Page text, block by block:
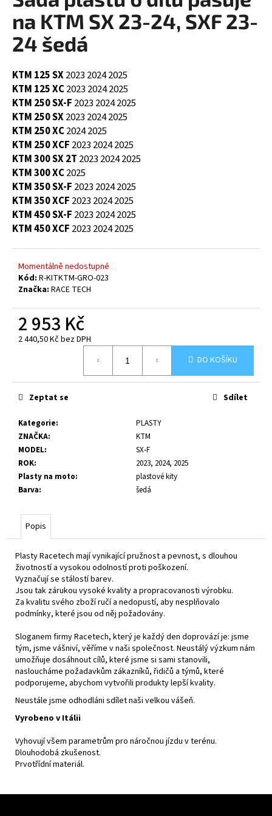
5
hvězdiček.
na KTM SX 23-24, SXF 23-
24 šedá
KTM 125 SX2023 20242025
KTM 125 XC2023 20242025
KTM 250 SX-F 2023 20242025
KTM 250 SX2023 20242025
KTM 250 XC20242025
KTM 250 XCF 2023 20242025
KTM 300 SX 2T 2023 20242025
KTM 300 XC2025
KTM 350 SX-F 2023 20242025
KTM 350 XCF 2023 20242025
KTM 450 SX-F 2023 20242025
KTM 450 XCF 2023 20242025
Momentálně nedostupné
Kód: R-KITKTM-GRO-023
Značka: RACE TECH
2 953 Kč
2 440,50 Kč bez DPH
DO KOŠÍKU
Kategorie:
PLASTY
ZNAČKA:
KTM
MODEL:
SX-F
ROK:
2023, 2024, 2025
Plasty na moto:
plastové kity
Barva: šedá
Zeptat se Sdílet
Popis
Plasty Racetech mají vynikající pružnost a pevnost, s dlouhou
životností a vysokou odolností proti poškození.
Vyznačují se stálostí barev.
Jsou tak zárukou vysoké kvality a propracovanosti výrobku.
Za kvalitu svého zboží ručí a nedopustí, aby nesplňovalo
podmínky, které jsou od něj požadovány.
Sloganem firmy Racetech, který je každý den doprovází je: jsme
tým, jsme vášniví, věříme v naši společnost. Neustálý výzkum nám
umožňuje dosáhnout cílů, které jsme si sami stanovili,
nasloucháme požadavkům zákazníků, řidičů a týmů, které
podporujeme, abychom vytvořili produkty lepší kvality.
Neustále jsme odhodláni sdílet naši velkou vášeň.
Vyrobeno v Itálii
Vyhovují všem parametrům pro náročnou jízdu v terénu.
Dlouhodobá zkušenost.
Prvotřídní materiál.
a
j
í
?
HLEDAT
D
o
p
o
r
u
u
m